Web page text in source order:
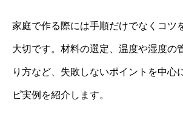
家庭で作る際には手順だけでなくコツ
大切です。材料の選定、温度や湿度の
り方など、失敗しないポイントを中心
ピ実例を紹介します。